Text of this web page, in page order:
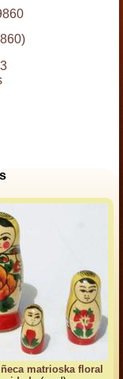
matrioska floral